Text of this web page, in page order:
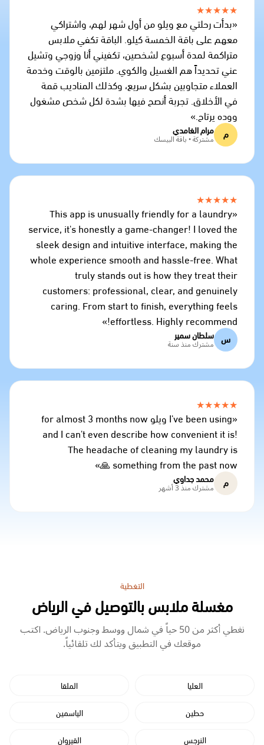
★★★★★
«بدأت رحلتي مع ويلو من أول شهر لهم، واشتراكي
معهم على باقة الخمسة كيلو. الباقة تكفي ملابس
متراكمة لمدة أسبوع لشخصين، تكفيني أنا وزوجي وتشيل
عني تحديداً هم الغسيل والكوي. ملتزمين بالوقت وخدمة
العملاء متجاوبين بشكل سريع، وكذلك المناديب قمة
في الأخلاق. تجربة أنصح فيها بشدة لكل شخص مشغول
ووده يرتاح.»
م مرام الغامدي
مشتركة • باقة البيسك
★★★★★
«This app is unusually friendly for a laundry
service, it's honestly a game-changer! I loved the
sleek design and intuitive interface, making the
whole experience smooth and hassle-free. What
truly stands out is how they treat their
customers: professional, clear, and genuinely
caring. From start to finish, everything feels
effortless. Highly recommend!»
س سلطان سمير
مشترك منذ سنة
★★★★★
«I've been using ويلو for almost 3 months now
and I can't even describe how convenient it is!
The headache of cleaning my laundry is
something from the past now 🙏»
م محمد جداوي
مشترك منذ 3 أشهر
التغطية
مغسلة ملابس بالتوصيل في الرياض
نغطي أكثر من 50 حياً في شمال ووسط وجنوب الرياض. اكتب
موقعك في التطبيق ويتأكد لك تلقائياً.
العليا
الملقا
حطين
الياسمين
النرجس
القيروان